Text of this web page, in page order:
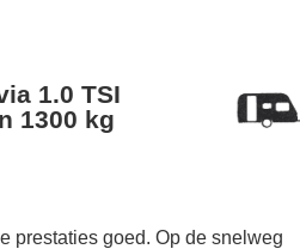
1.0 TSI
1300 kg
prestaties goed. Op de snelweg